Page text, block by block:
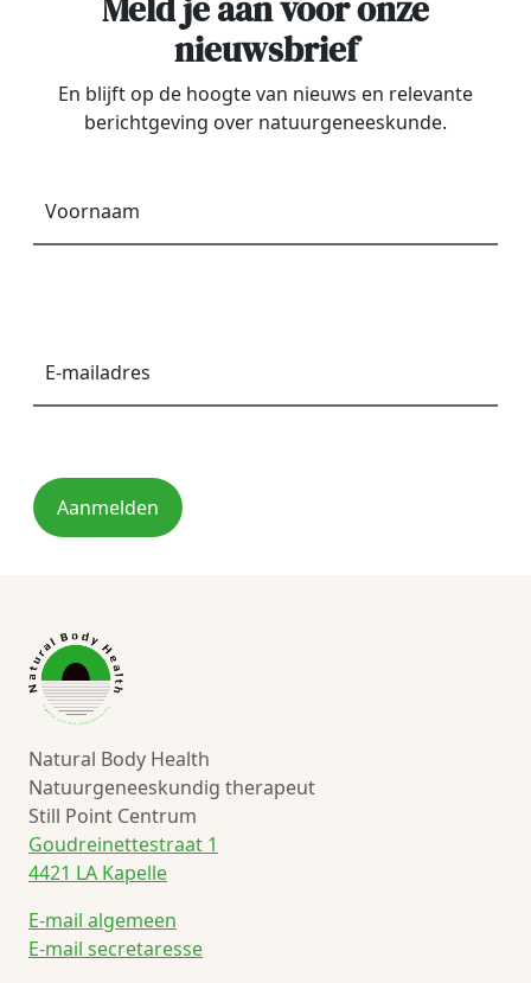
Meld je aan voor onze
nieuwsbrief
En blijft op de hoogte van nieuws en relevante
berichtgeving over natuurgeneeskunde.
Aanmelden
Natural Body Health
Natuurgeneeskundig therapeut
Still Point Centrum
Goudreinettestraat 1
4421 LA Kapelle
E-mail algemeen
E-mail secretaresse